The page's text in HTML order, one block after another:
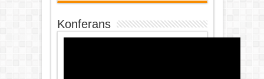
Konferans